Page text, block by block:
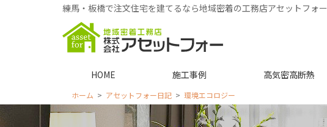
練馬・板橋で注文住宅を建てるなら地域密着の工務店アセットフォー
HOME 施工事例 高気密高断熱
ホーム アセットフォー日記 環境エコロジー